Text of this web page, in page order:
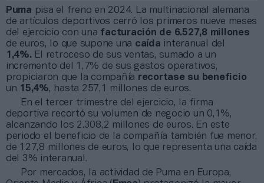
Puma pisa el freno en 2024. La multinacional alemana
de artículos deportivos cerró los primeros nueve meses
del ejercicio con una facturación de 6.527,8 millones
de euros, lo que supone una caída interanual del
1,4%. El retroceso de sus ventas, sumado a un
incremento del 1,7% de sus gastos operativos,
propiciaron que la compañía recortase su beneficio
un 15,4%, hasta 257,1 millones de euros.
En el tercer trimestre del ejercicio, la firma
deportiva recortó su volumen de negocio un 0,1%,
alcanzando los 2.308,2 millones de euros. En este
periodo el beneficio de la compañía también fue menor,
de 127,8 millones de euros, lo que representa una caída
del 3% interanual.
Por mercados, la actividad de Puma en Europa,